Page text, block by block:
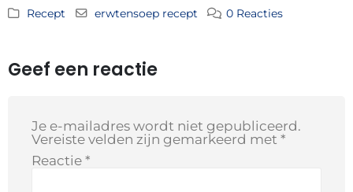
Recept erwtensoep recept 0 Reacties
Geef een reactie
Je e-mailadres wordt niet gepubliceerd.
Vereiste velden zijn gemarkeerd met *
Reactie *